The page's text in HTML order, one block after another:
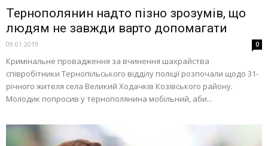
Тернополянин надто пізно зрозумів, що
людям не завжди варто допомагати
09.01.2019 0
Кримінальне провадження за вчинення шахрайства
співробітники Тернопільського відділу поліції розпочали щодо 31-
річного жителя села Великий Ходачків Козівського району.
Молодик попросив у тернополянина мобільний, аби...